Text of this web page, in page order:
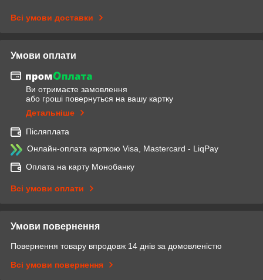
Всі умови доставки
Умови оплати
Ви отримаєте замовлення
або гроші повернуться на вашу картку
Детальніше
Післяплата
Онлайн-оплата карткою Visa, Mastercard - LiqPay
Оплата на карту Монобанку
Всі умови оплати
Умови повернення
Повернення товару впродовж 14 днів за домовленістю
Всі умови повернення